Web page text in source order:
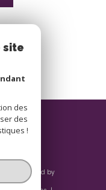
powered by
site
des
des
!